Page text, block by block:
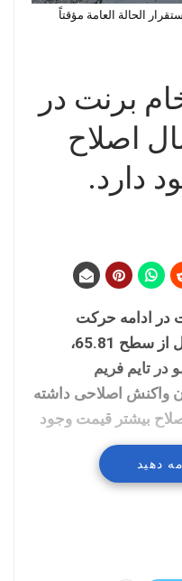
الحالة العامة مؤقتاً
برنت در
اصلاح
دارد.
در ادامه حرکت
صعودی به PRZ مقاومتی حاصل از سطح 65.81،
و ابر کومو در تایم فریم
واکنش اصلاحی داشته
بیشتر قیمت وجود
دهید